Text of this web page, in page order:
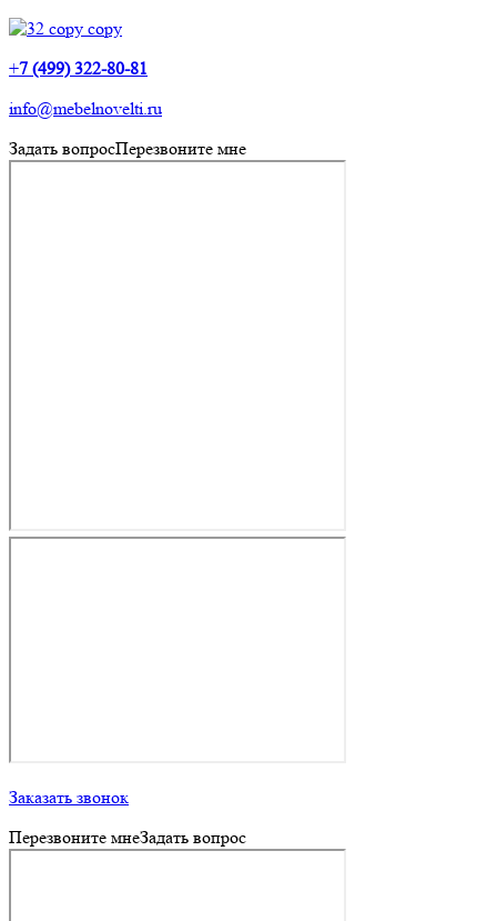
+7 (499) 322-80-81
info@mebelnovelti.ru
Задать вопросПерезвоните мне
Заказать звонок
Перезвоните мнеЗадать вопрос